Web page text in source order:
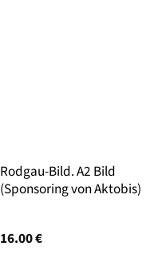
Rodgau-Bild. A2 Bild
(Sponsoring von Aktobis)
16.00€